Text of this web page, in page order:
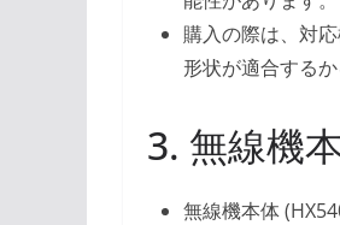
購入の際は、対
形状が適合する
3. 無線機
無線機本体